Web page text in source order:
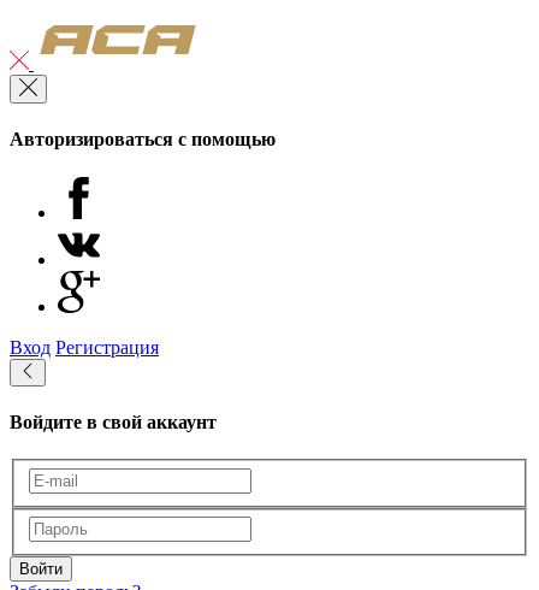
Авторизироваться с помощью
Вход Регистрация
Войдите в свой аккаунт
Войти